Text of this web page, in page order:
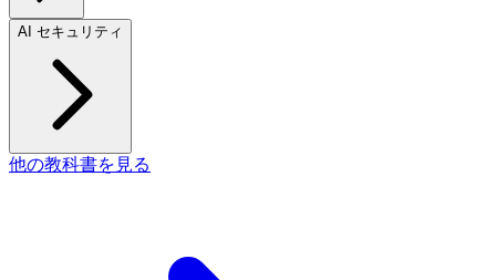
AI セキュリティ
他の教科書を見る